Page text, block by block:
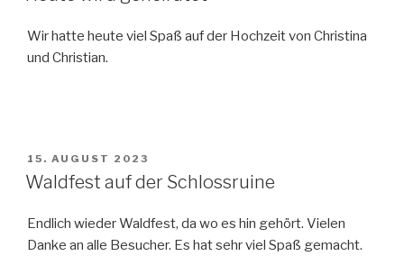
Wir hatte heute viel Spaß auf der Hochzeit von Christina
und Christian.
VERÖFFENTLICHT
AM
15. AUGUST 2023
Waldfest auf der Schlossruine
Endlich wieder Waldfest, da wo es hin gehört. Vielen
Danke an alle Besucher. Es hat sehr viel Spaß gemacht.